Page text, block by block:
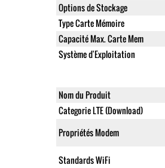
Options de Stockage
Type Carte Mémoire
Capacité Max. Carte Mem
Système d'Exploitation
Nom du Produit
Categorie LTE (Download)
Propriétés Modem
Standards WiFi